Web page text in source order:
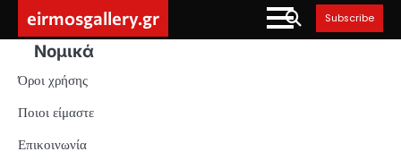
content
eirmosgallery.gr Subscribe
Νομικά
Όροι χρήσης
Ποιοι είμαστε
Επικοινωνία